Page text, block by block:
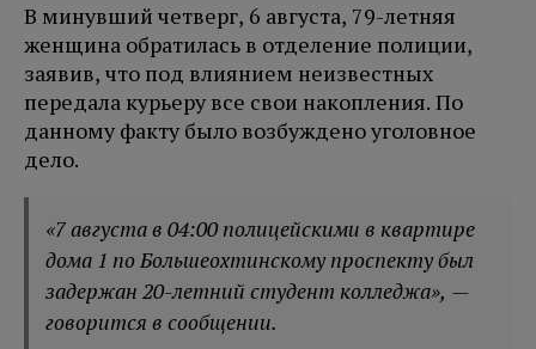
В минувший четверг, 6 августа, 79-летняя
женщина обратилась в отделение полиции,
заявив, что под влиянием неизвестных
передала курьеру все свои накопления. По
данному факту было возбуждено уголовное
дело.
«7 августа в 04:00 полицейскими в квартире
дома 1 по Большеохтинскому проспекту был
задержан 20-летний студент колледжа», —
говорится в сообщении.